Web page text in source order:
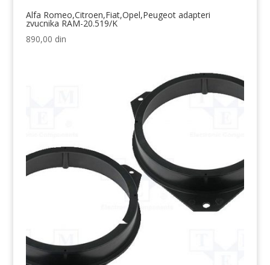
Alfa Romeo,Citroen,Fiat,Opel,Peugeot adapteri
zvucnika RAM-20.519/K
890,00 din